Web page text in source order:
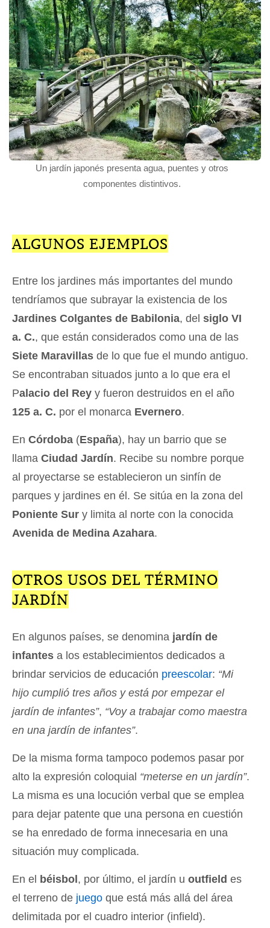
Un jardín japonés presenta agua, puentes y otros
componentes distintivos.
ALGUNOS EJEMPLOS
Entre los jardines más importantes del mundo
tendríamos que subrayar la existencia de los
Jardines Colgantes de Babilonia, del siglo VI
a. C., que están considerados como una de las
Siete Maravillas de lo que fue el mundo antiguo.
Se encontraban situados junto a lo que era el
Palacio del Rey y fueron destruidos en el año
125 a. C. por el monarca Evernero.
En Córdoba (España), hay un barrio que se
llama Ciudad Jardín. Recibe su nombre porque
al proyectarse se establecieron un sinfín de
parques y jardines en él. Se sitúa en la zona del
Poniente Sur y limita al norte con la conocida
Avenida de Medina Azahara.
OTROS USOS DEL TÉRMINO
JARDÍN
En algunos países, se denomina jardín de
infantes a los establecimientos dedicados a
brindar servicios de educación preescolar: “Mi
hijo cumplió tres años y está por empezar el
jardín de infantes”, “Voy a trabajar como maestra
en una jardín de infantes”.
De la misma forma tampoco podemos pasar por
alto la expresión coloquial “meterse en un jardín”.
La misma es una locución verbal que se emplea
para dejar patente que una persona en cuestión
se ha enredado de forma innecesaria en una
situación muy complicada.
En el béisbol, por último, el jardín u outfield es
el terreno de juego que está más allá del área
delimitada por el cuadro interior (infield).